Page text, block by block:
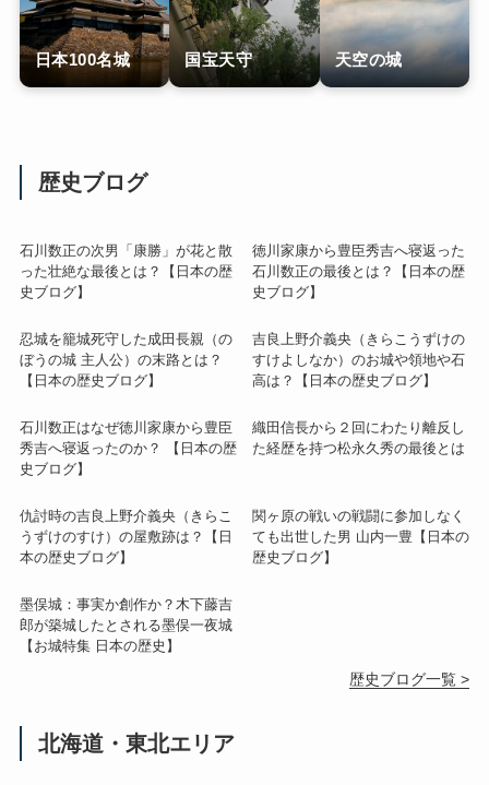
日本100名城 国宝天守 天空の城
歴史ブログ
石川数正の次男「康勝」が花と散
った壮絶な最後とは？【日本の歴
史ブログ】
徳川家康から豊臣秀吉へ寝返った
石川数正の最後とは？【日本の歴
史ブログ】
忍城を籠城死守した成田長親（の
ぼうの城 主人公）の末路とは？
【日本の歴史ブログ】
吉良上野介義央（きらこうずけの
すけよしなか）のお城や領地や石
高は？【日本の歴史ブログ】
石川数正はなぜ徳川家康から豊臣
秀吉へ寝返ったのか？ 【日本の歴
史ブログ】
織田信長から２回にわたり離反し
た経歴を持つ松永久秀の最後とは
仇討時の吉良上野介義央（きらこ
うずけのすけ）の屋敷跡は？【日
本の歴史ブログ】
関ヶ原の戦いの戦闘に参加しなく
ても出世した男 山内一豊【日本の
歴史ブログ】
墨俣城：事実か創作か？木下藤吉
郎が築城したとされる墨俣一夜城
【お城特集 日本の歴史】
歴史ブログ一覧 >
北海道・東北エリア